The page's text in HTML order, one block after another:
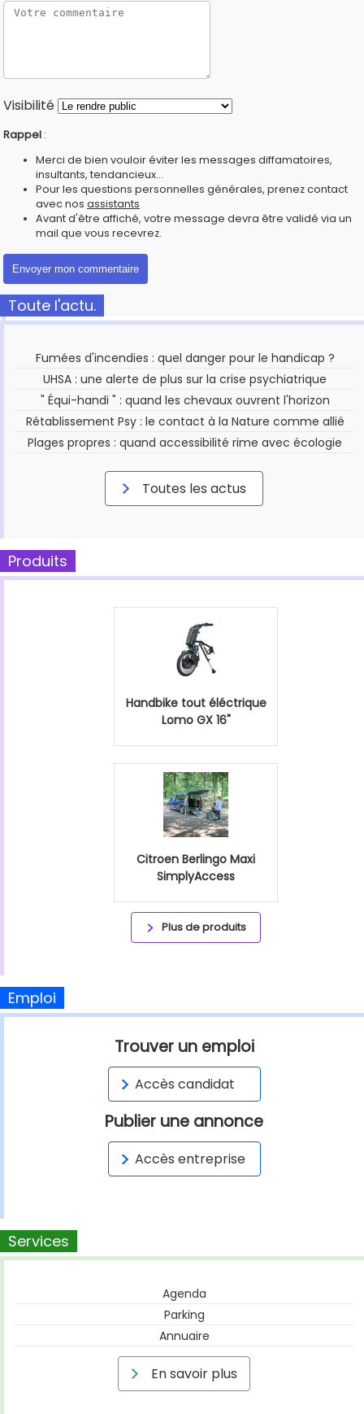
Visibilité
Rappel :
Merci de bien vouloir éviter les messages diffamatoires,
insultants, tendancieux...
Pour les questions personnelles générales, prenez contact
avec nos assistants
Avant d'être affiché, votre message devra être validé via un
mail que vous recevrez.
Toute l'actu.
Fumées d'incendies : quel danger pour le handicap ?
UHSA : une alerte de plus sur la crise psychiatrique
" Équi-handi " : quand les chevaux ouvrent l'horizon
Rétablissement Psy : le contact à la Nature comme allié
Plages propres : quand accessibilité rime avec écologie
Toutes les actus
Produits
Handbike tout éléctrique
Lomo GX 16"
Citroen Berlingo Maxi
SimplyAccess
Plus de produits
Emploi
Trouver un emploi
Accès candidat
Publier une annonce
Accès entreprise
Services
Agenda
Parking
Annuaire
En savoir plus